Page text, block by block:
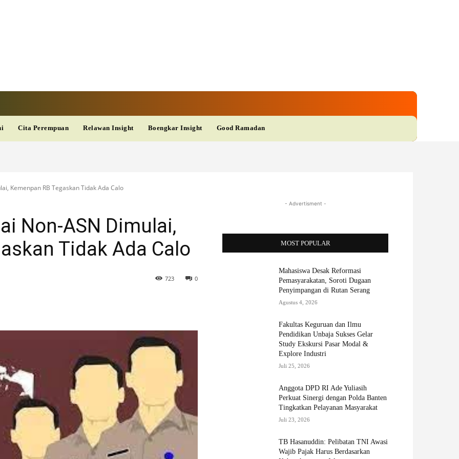
Cita Perempuan Relawan Insight Boengkar Insight Good Ramadan
Kemenpan RB Tegaskan Tidak Ada Calo
Non-ASN Dimulai,
Tidak Ada Calo
0
723
- Advertisment -
MOST POPULAR
Mahasiswa Desak Reformasi
Pemasyarakatan, Soroti Dugaan
Penyimpangan di Rutan Serang
Agustus 4, 2026
Fakultas Keguruan dan Ilmu
Pendidikan Unbaja Sukses Gelar
Study Ekskursi Pasar Modal &
Explore Industri
Juli 25, 2026
Anggota DPD RI Ade Yuliasih
Perkuat Sinergi dengan Polda Banten
Tingkatkan Pelayanan Masyarakat
Juli 23, 2026
TB Hasanuddin: Pelibatan TNI Awasi
Wajib Pajak Harus Berdasarkan